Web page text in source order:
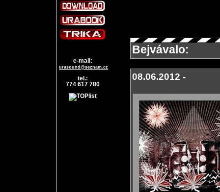
e-mail:
urasound@seznam.cz
tel.:
774 617 780
Bejvávalo:
08.06.2012 -